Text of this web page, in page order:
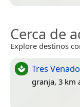
Cerca de
Explore destinos
Tres
granja, 3 km